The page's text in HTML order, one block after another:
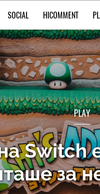
SOCIAL HICOMMENT
PLAY
Switch
за